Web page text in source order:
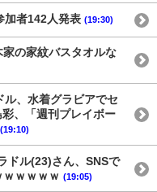
加者142人発表 (19:30)
の家紋バスタオルな
ル、水着グラビアでセ
、「週刊プレイボー
(19:10)
ドル(23)さん、SNSで
ｗｗｗｗ (19:05)